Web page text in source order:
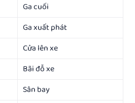
Ga cuối
Ga xuất phát
Cửa lên xe
Bãi đỗ xe
Sân bay